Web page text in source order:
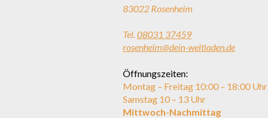
83022 Rosenheim
Tel.08031 37459
rosenheim@dein-weltladen.de
Öffnungszeiten:
Montag – Freitag 10:00 – 18:00 Uhr
Samstag 10 – 13 Uhr
Mittwoch-Nachmittag